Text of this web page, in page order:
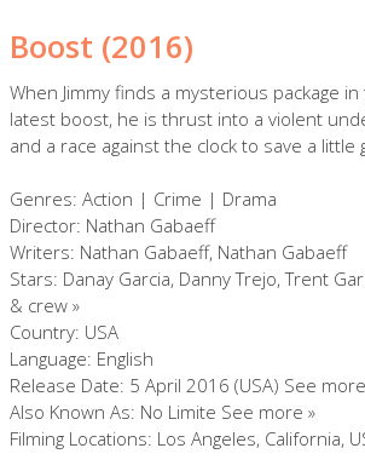
Boost (2016)
When Jimmy finds a mysterious package
latest boost, he is thrust into a violent
and a race against the clock to save a little
Genres: Action | Crime | Drama
Director: Nathan Gabaeff
Writers: Nathan Gabaeff, Nathan Gabaeff
Stars: Danay Garcia, Danny Trejo, Trent
& crew »
Country: USA
Language: English
Release Date: 5 April 2016 (USA) See
Also Known As: No Limite See more »
Filming Locations: Los Angeles, California,